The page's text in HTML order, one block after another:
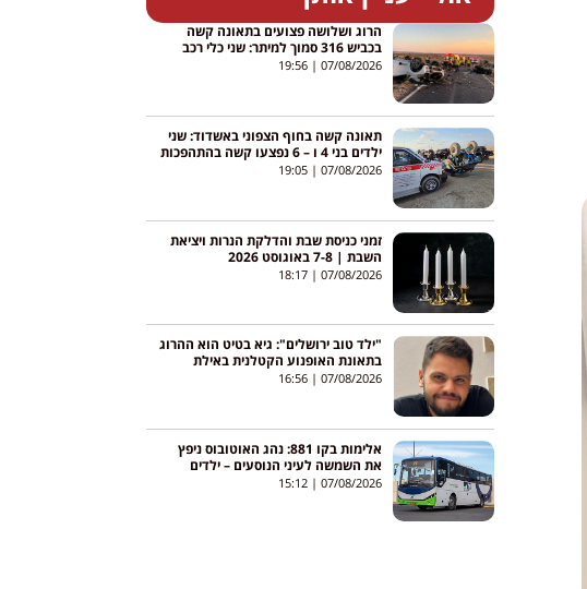
הרוג ושלושה פצועים בתאונה קשה
בכביש 316 סמוך למיתר: שני כלי רכב
התהפכו
07/08/2026
19:56
תאונה קשה בחוף הצפוני באשדוד: שני
ילדים בני 4 ו – 6 נפצעו קשה בהתהפכות
טרקטורון באגי
07/08/2026
19:05
זמני כניסת שבת והדלקת הנרות ויציאת
השבת | 7-8 באוגוסט 2026
07/08/2026
18:17
"ילד טוב ירושלים": גיא בטיט הוא ההרוג
בתאונת האופנוע הקטלנית באילת
07/08/2026
16:56
אלימות בקו 881: נהג האוטובוס ניפץ
את השמשה לעיני הנוסעים – ילדים
צרחו; הנהג הושעה
07/08/2026
15:12